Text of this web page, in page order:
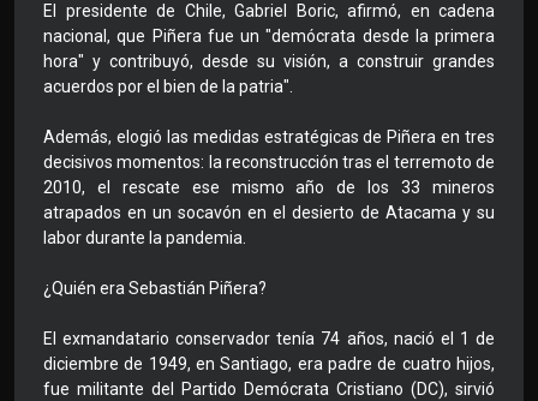
El presidente de Chile, Gabriel Boric, afirmó, en cadena
nacional, que Piñera fue un "demócrata desde la primera
hora" y contribuyó, desde su visión, a construir grandes
acuerdos por el bien de la patria".
Además, elogió las medidas estratégicas de Piñera en tres
decisivos momentos: la reconstrucción tras el terremoto de
2010, el rescate ese mismo año de los 33 mineros
atrapados en un socavón en el desierto de Atacama y su
labor durante la pandemia.
¿Quién era Sebastián Piñera?
El exmandatario conservador tenía 74 años, nació el 1 de
diciembre de 1949, en Santiago, era padre de cuatro hijos,
fue militante del Partido Demócrata Cristiano (DC), sirvió